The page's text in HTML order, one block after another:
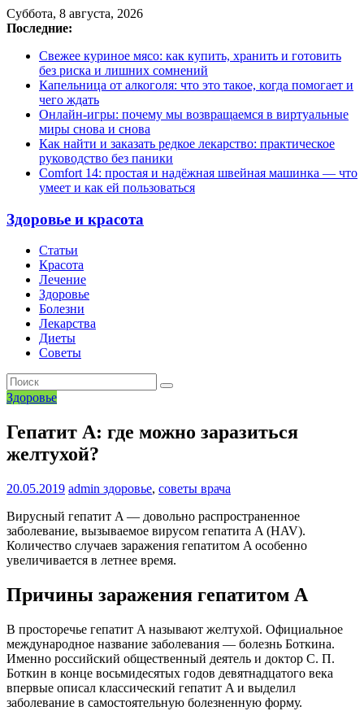
Суббота, 8 августа, 2026
Последние:
Свежее куриное мясо: как купить, хранить и готовить
без риска и лишних сомнений
Капельница от алкоголя: что это такое, когда помогает и
чего ждать
Онлайн-игры: почему мы возвращаемся в виртуальные
миры снова и снова
Как найти и заказать редкое лекарство: практическое
руководство без паники
Comfort 14: простая и надёжная швейная машинка — что
умеет и как ей пользоваться
Здоровье и красота
Статьи
Красота
Лечение
Здоровье
Болезни
Лекарства
Диеты
Советы
Здоровье
Гепатит A: где можно заразиться
желтухой?
20.05.2019 admin здоровье, советы врача
Вирусный гепатит A — довольно распространенное
заболевание, вызываемое вирусом гепатита A (HAV).
Количество случаев заражения гепатитом A особенно
увеличивается в летнее время.
Причины заражения гепатитом A
В просторечье гепатит A называют желтухой. Официальное
международное название заболевания — болезнь Боткина.
Именно российский общественный деятель и доктор С. П.
Боткин в конце восьмидесятых годов девятнадцатого века
впервые описал классический гепатит A и выделил
заболевание в самостоятельную болезненную форму.